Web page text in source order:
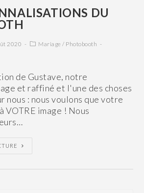
DU
2020 Mariage / Photobooth
de Gustave, notre
et raffiné et l'une des choses
nous : nous voulons que votre
VOTRE image ! Nous